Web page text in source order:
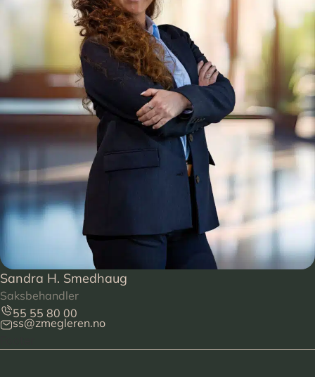
Sandra H. Smedhaug
Saksbehandler
55 55 80 00
ss@zmegleren.no